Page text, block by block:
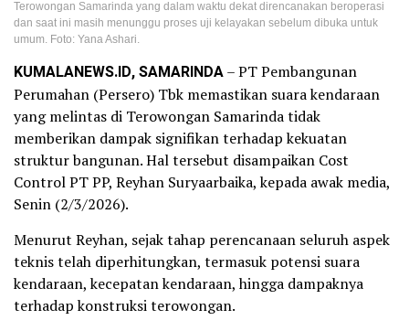
Terowongan Samarinda yang dalam waktu dekat direncanakan beroperasi
dan saat ini masih menunggu proses uji kelayakan sebelum dibuka untuk
umum. Foto: Yana Ashari.
KUMALANEWS.ID, SAMARINDA– PT Pembangunan
Perumahan (Persero) Tbk memastikan suara kendaraan
yang melintas di Terowongan Samarinda tidak
memberikan dampak signifikan terhadap kekuatan
struktur bangunan. Hal tersebut disampaikan Cost
Control PT PP, Reyhan Suryaarbaika, kepada awak media,
Senin (2/3/2026).
Menurut Reyhan, sejak tahap perencanaan seluruh aspek
teknis telah diperhitungkan, termasuk potensi suara
kendaraan, kecepatan kendaraan, hingga dampaknya
terhadap konstruksi terowongan.